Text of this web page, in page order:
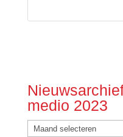
medio 2023
Nieuwsarchief